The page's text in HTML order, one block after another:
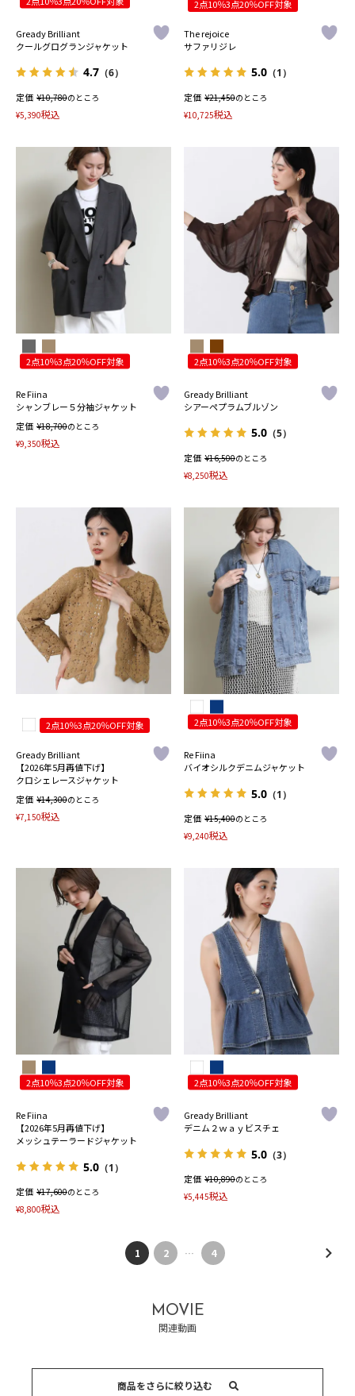
Gready Brilliant
クールグログランジャケット
4.7 （6）
定価 ¥10,780のところ
¥5,390税込
2点10％3点20％OFF対象
The rejoice
サファリジレ
5.0 （1）
定価 ¥21,450のところ
¥10,725税込
2点10％3点20％OFF対象
Re Fiina
シャンブレー５分袖ジャケット
定価 ¥18,700のところ
¥9,350税込
2点10％3点20％OFF対象
Gready Brilliant
シアーペプラムブルゾン
5.0 （5）
定価 ¥16,500のところ
¥8,250税込
2点10％3点20％OFF対象
Gready Brilliant
【2026年5月再値下げ】
クロシェレースジャケット
定価 ¥14,300のところ
¥7,150税込
2点10％3点20％OFF対象
Re Fiina
バイオシルクデニムジャケット
5.0 （1）
定価 ¥15,400のところ
¥9,240税込
2点10％3点20％OFF対象
Re Fiina
【2026年5月再値下げ】
メッシュテーラードジャケット
5.0 （1）
定価 ¥17,600のところ
¥8,800税込
2点10％3点20％OFF対象
Gready Brilliant
デニム２ｗａｙビスチェ
5.0 （3）
定価 ¥10,890のところ
¥5,445税込
1 2 … 4
MOVIE
関連動画
商品をさらに絞り込む